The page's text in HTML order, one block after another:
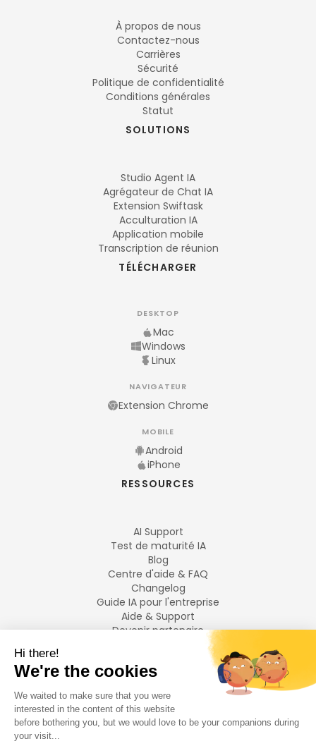
À propos de nous
Contactez-nous
Carrières
Sécurité
Politique de confidentialité
Conditions générales
Statut
SOLUTIONS
Studio Agent IA
Agrégateur de Chat IA
Extension Swiftask
Acculturation IA
Application mobile
Transcription de réunion
TÉLÉCHARGER
DESKTOP
Mac
Windows
Linux
NAVIGATEUR
Extension Chrome
MOBILE
Android
iPhone
RESSOURCES
AI Support
Test de maturité IA
Blog
Centre d'aide & FAQ
Changelog
Guide IA pour l'entreprise
Aide & Support
Devenir partenaire
LANGUES
Français
English